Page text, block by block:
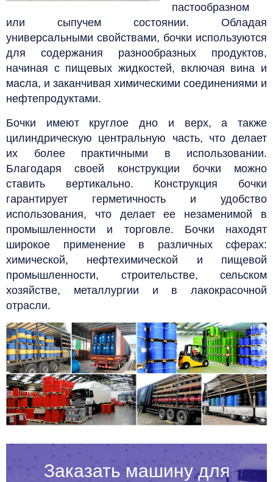
пастообразном
или сыпучем состоянии. Обладая
универсальными свойствами, бочки используются
для содержания разнообразных продуктов,
начиная с пищевых жидкостей, включая вина и
масла, и заканчивая химическими соединениями и
нефтепродуктами.
Бочки имеют круглое дно и верх, а также
цилиндрическую центральную часть, что делает
их более практичными в использовании.
Благодаря своей конструкции бочки можно
ставить вертикально. Конструкция бочки
гарантирует герметичность и удобство
использования, что делает ее незаменимой в
промышленности и торговле. Бочки находят
широкое применение в различных сферах:
химической, нефтехимической и пищевой
промышленности, строительстве, сельском
хозяйстве, металлургии и в лакокрасочной
отрасли.
Заказать машину для